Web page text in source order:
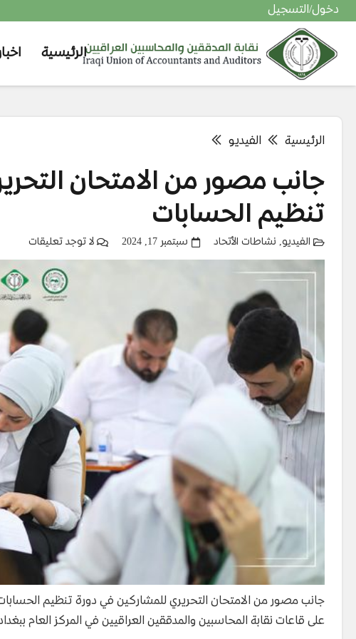
دخول/التسجيل
الرئيسية
الرئيسية الفيديو
جانب مصور من الامتحان
تنظيم الحسابات
الفيديو, نشاطات الأتحاد سبتمبر 17, 2024 لا توجد تعليقات
جانب مصور من الامتحان التحريري للمشاركين في دورة تنظيم
على قاعات نقابة المحاسبين والمدققين العراقيين في المركز العام